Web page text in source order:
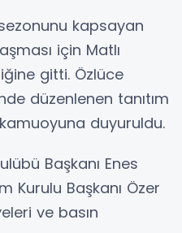
kapsayan
için Matlı
gitti. Özlüce
düzenlenen tanıtım
duyuruldu.
Başkanı Enes
Kurulu Başkanı Özer
ve basın